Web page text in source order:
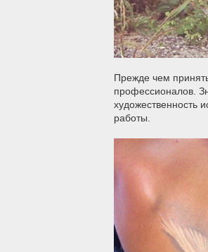
Прежде чем
профессионалов.
художественность
работы.